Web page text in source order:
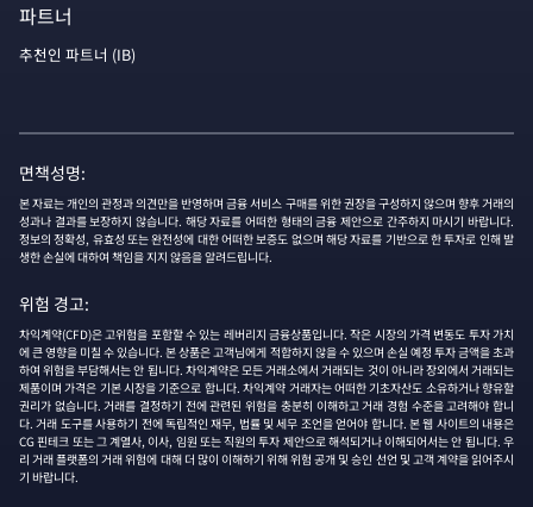
파트너
추천인 파트너 (IB)
면책성명:
본 자료는 개인의 관정과 의견만을 반영하며 금융 서비스 구매를 위한 권장을 구성하지 않으며 향후 거래의
성과나 결과를 보장하지 않습니다. 해당 자료를 어떠한 형태의 금융 제안으로 간주하지 마시기 바랍니다.
정보의 정확성, 유효성 또는 완전성에 대한 어떠한 보증도 없으며 해당 자료를 기반으로 한 투자로 인해 발
생한 손실에 대하여 책임을 지지 않음을 알려드립니다.
위험 경고:
차익계약(CFD)은 고위험을 포함할 수 있는 레버리지 금융상품입니다. 작은 시장의 가격 변동도 투자 가치
에 큰 영향을 미칠 수 있습니다. 본 상품은 고객님에게 적합하지 않을 수 있으며 손실 예정 투자 금액을 초과
하여 위험을 부담해서는 안 됩니다. 차익계약은 모든 거래소에서 거래되는 것이 아니라 장외에서 거래되는
제품이며 가격은 기본 시장을 기준으로 합니다. 차익계약 거래자는 어떠한 기초자산도 소유하거나 향유할
권리가 없습니다. 거래를 결정하기 전에 관련된 위험을 충분히 이해하고 거래 경험 수준을 고려해야 합니
다. 거래 도구를 사용하기 전에 독립적인 재무, 법률 및 세무 조언을 얻어야 합니다. 본 웹 사이트의 내용은
CG 핀테크 또는 그 계열사, 이사, 임원 또는 직원의 투자 제안으로 해석되거나 이해되어서는 안 됩니다. 우
리 거래 플랫폼의 거래 위험에 대해 더 많이 이해하기 위해 위험 공개 및 승인 선언 및 고객 계약을 읽어주시
기 바랍니다.